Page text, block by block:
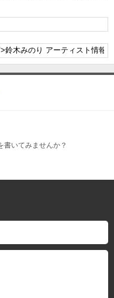
書いてみませんか？